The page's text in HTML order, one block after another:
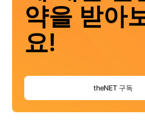
약을 받아
요!
theNET 구독